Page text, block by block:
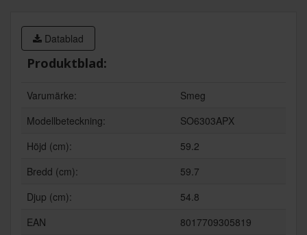
Datablad
Produktblad:
Varumärke:
Smeg
Modellbeteckning:
SO6303APX
Höjd (cm):
59.2
Bredd (cm):
59.7
Djup (cm):
54.8
EAN
8017709305819